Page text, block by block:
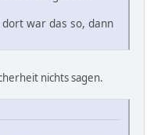
war das so, dann
nichts sagen.